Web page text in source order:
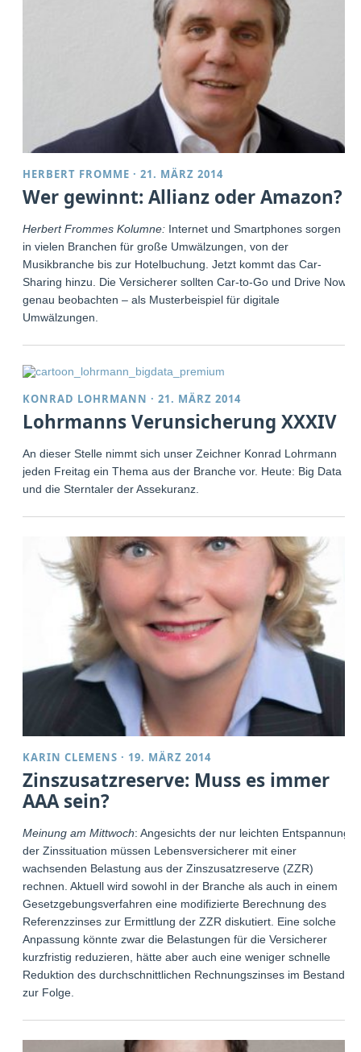
HERBERT FROMME ·21. MÄRZ 2014
Wer gewinnt: Allianz oder Amazon?
Herbert Frommes Kolumne: Internet und Smartphones sorgen
in vielen Branchen für große Umwälzungen, von der
Musikbranche bis zur Hotelbuchung. Jetzt kommt das Car-
Sharing hinzu. Die Versicherer sollten Car-to-Go und Drive Now
genau beobachten – als Musterbeispiel für digitale
Umwälzungen.
KONRAD LOHRMANN ·21. MÄRZ 2014
Lohrmanns Verunsicherung XXXIV
An dieser Stelle nimmt sich unser Zeichner Konrad Lohrmann
jeden Freitag ein Thema aus der Branche vor. Heute: Big Data
und die Sterntaler der Assekuranz.
KARIN CLEMENS · 19. MÄRZ 2014
Zinszusatzreserve: Muss es immer
AAA sein?
Meinung am Mittwoch: Angesichts der nur leichten Entspannung
der Zinssituation müssen Lebensversicherer mit einer
wachsenden Belastung aus der Zinszusatzreserve (ZZR)
rechnen. Aktuell wird sowohl in der Branche als auch in einem
Gesetzgebungsverfahren eine modifizierte Berechnung des
Referenzzinses zur Ermittlung der ZZR diskutiert. Eine solche
Anpassung könnte zwar die Belastungen für die Versicherer
kurzfristig reduzieren, hätte aber auch eine weniger schnelle
Reduktion des durchschnittlichen Rechnungszinses im Bestand
zur Folge.